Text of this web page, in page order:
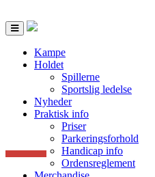
Toggle
navigation
Kampe
Holdet
Spillerne
Sportslig ledelse
Nyheder
Praktisk info
Priser
Parkeringsforhold
Handicap info
Ordensreglement